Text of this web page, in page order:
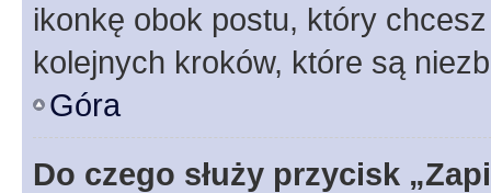
ikonkę obok postu, który
kolejnych kroków, które są
Góra
Do czego służy przycisk